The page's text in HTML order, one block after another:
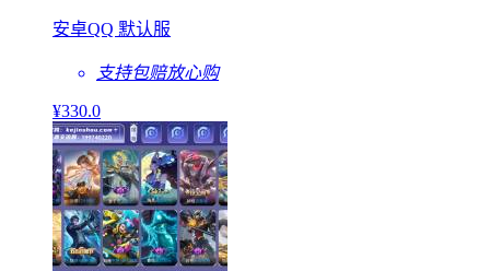
安卓QQ 默认服
支持包赔放心购
¥330.0